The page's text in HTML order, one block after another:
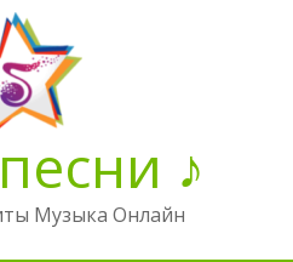
♪
Музыка Онлайн